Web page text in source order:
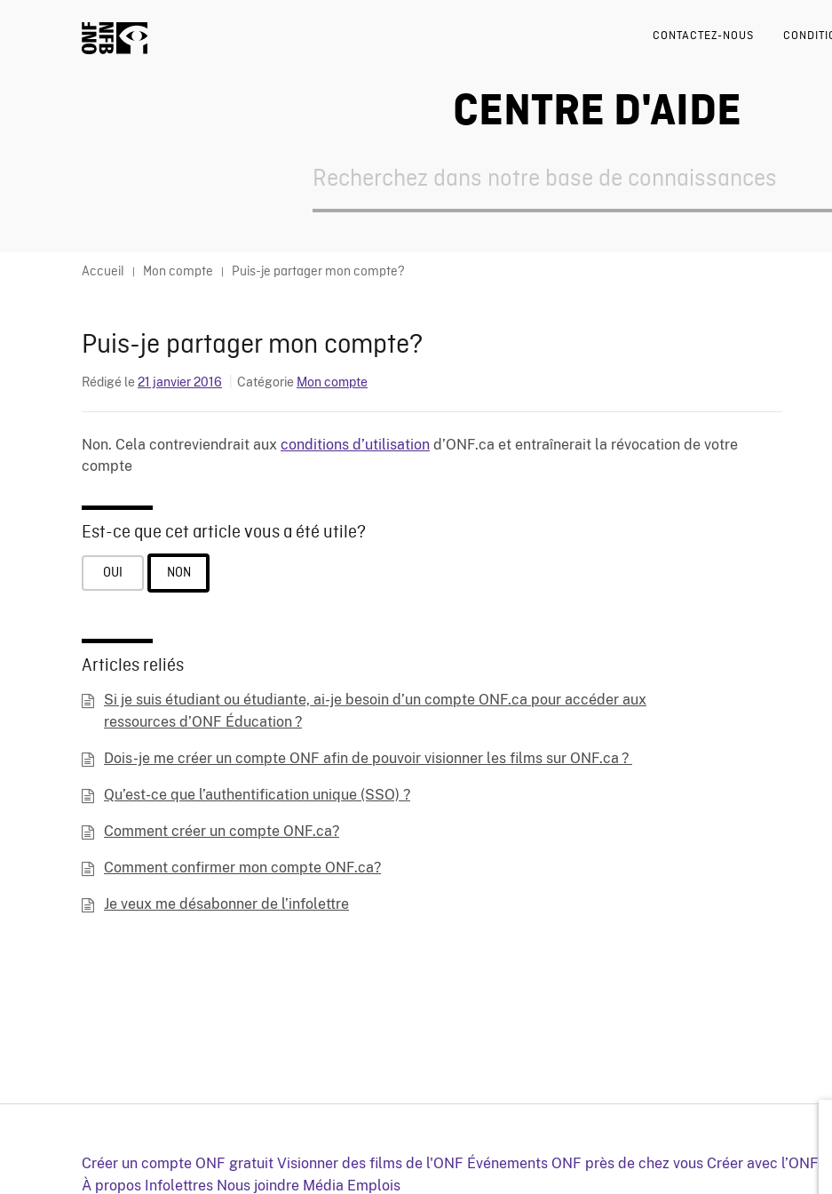
CONTACTEZ-NOUS
CENTRE D'AIDE
For
Accueil Mon compte Puis-je partager mon compte?
Puis-je partager mon compte?
Rédigé le21 janvier 2016 Catégorie Mon compte
Non. Cela contreviendrait aux conditions d’utilisation d’ONF.ca et entraînerait la révocation de votre
compte
Est-ce que cet article vous a été utile?
OUI NON
Articles reliés
Si je suis étudiant ou étudiante, ai-je besoin d’un compte ONF.ca pour accéder aux
ressources d’ONF Éducation ?
Dois-je me créer un compte ONF afin de pouvoir visionner les films sur ONF.ca ?
Qu’est-ce que l’authentification unique (SSO) ?
Comment créer un compte ONF.ca?
Comment confirmer mon compte ONF.ca?
Je veux me désabonner de l’infolettre
Créer un compte ONF gratuit Visionner des films de l'ONF Événements ONF près de chez vous Créer avec l’ONF
À propos Infolettres Nous joindre Média Emplois